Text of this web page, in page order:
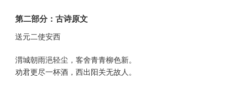
第二部分：古诗原文
送元二使安西
渭城朝雨浥轻尘，客舍青青柳色新。
劝君更尽一杯酒，西出阳关无故人。